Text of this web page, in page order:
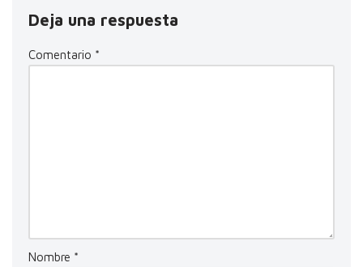
Deja una respuesta
Comentario *
Nombre *